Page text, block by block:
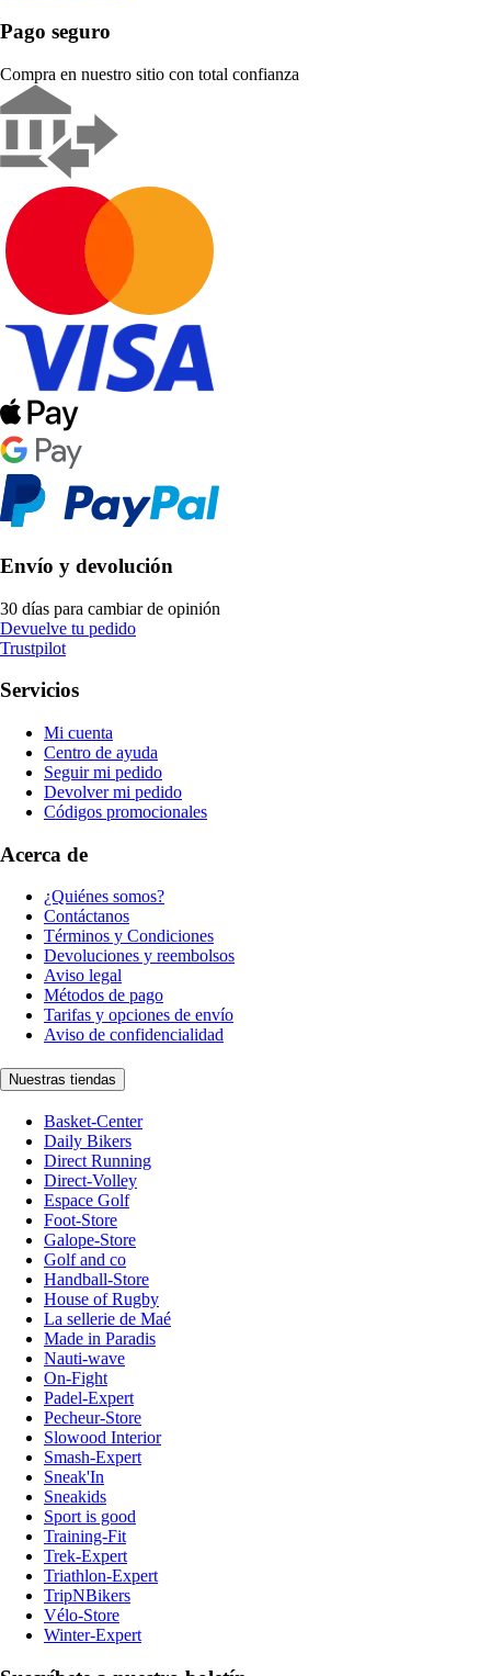
Pago seguro
Compra en nuestro sitio con total confianza
Envío y devolución
30 días para cambiar de opinión
Devuelve tu pedido
Trustpilot
Servicios
Mi cuenta
Centro de ayuda
Seguir mi pedido
Devolver mi pedido
Códigos promocionales
Acerca de
¿Quiénes somos?
Contáctanos
Términos y Condiciones
Devoluciones y reembolsos
Aviso legal
Métodos de pago
Tarifas y opciones de envío
Aviso de confidencialidad
Nuestras tiendas
Basket-Center
Daily Bikers
Direct Running
Direct-Volley
Espace Golf
Foot-Store
Galope-Store
Golf and co
Handball-Store
House of Rugby
La sellerie de Maé
Made in Paradis
Nauti-wave
On-Fight
Padel-Expert
Pecheur-Store
Slowood Interior
Smash-Expert
Sneak'In
Sneakids
Sport is good
Training-Fit
Trek-Expert
Triathlon-Expert
TripNBikers
Vélo-Store
Winter-Expert